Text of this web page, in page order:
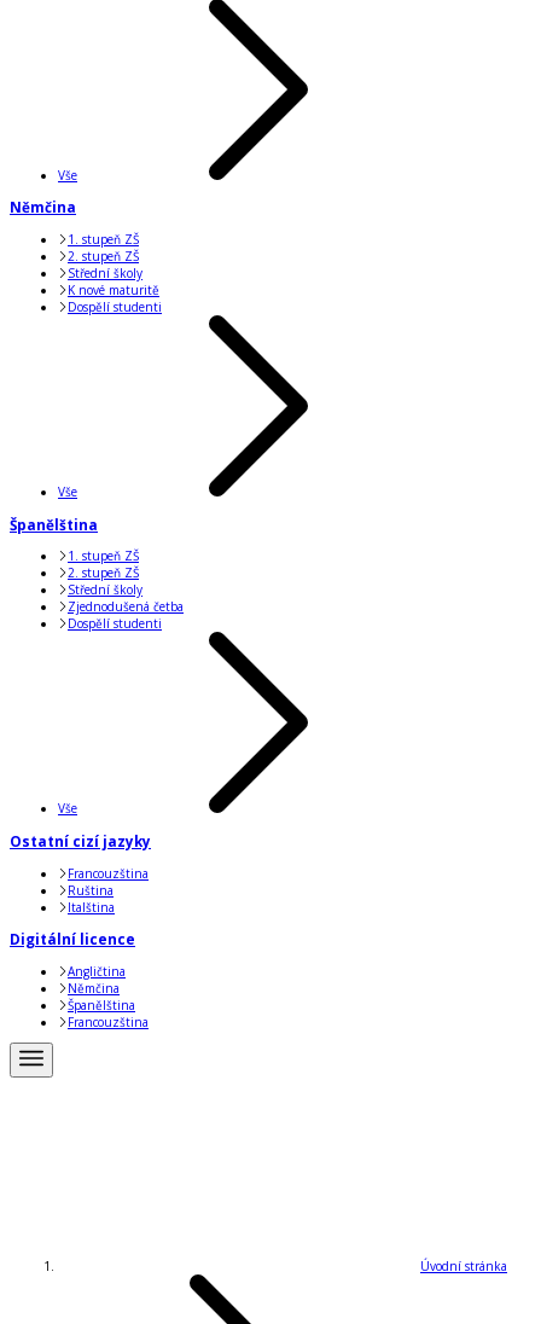
Vše
Němčina
1. stupeň ZŠ
2. stupeň ZŠ
Střední školy
K nové maturitě
Dospělí studenti
Vše
Španělština
1. stupeň ZŠ
2. stupeň ZŠ
Střední školy
Zjednodušená četba
Dospělí studenti
Vše
Ostatní cizí jazyky
Francouzština
Ruština
Italština
Digitální licence
Angličtina
Němčina
Španělština
Francouzština
Úvodní stránka